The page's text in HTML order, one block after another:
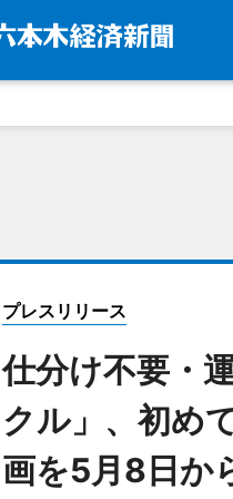
プレスリリース
仕分け不要・
クル」、初め
画を5月8日か